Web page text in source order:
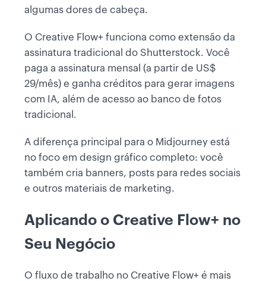
algumas dores de cabeça.
O Creative Flow+ funciona como extensão da
assinatura tradicional do Shutterstock. Você
paga a assinatura mensal (a partir de US$
29/mês) e ganha créditos para gerar imagens
com IA, além de acesso ao banco de fotos
tradicional.
A diferença principal para o Midjourney está
no foco em design gráfico completo: você
também cria banners, posts para redes sociais
e outros materiais de marketing.
Aplicando o Creative Flow+ no
Seu Negócio
O fluxo de trabalho no Creative Flow+ é mais